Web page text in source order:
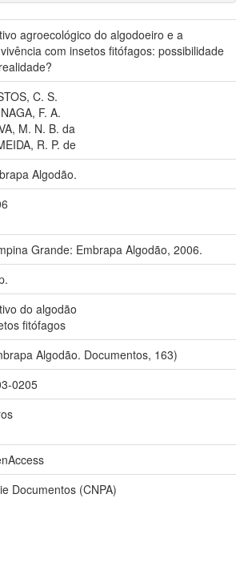
agroecológico do algodoeiro e a
com insetos fitófagos: possibilidade
C. S.
F. A.
M. N. B. da
R. P. de
Algodão.
Grande: Embrapa Algodão, 2006.
do algodão
fitófagos
Algodão. Documentos, 163)
0205
Documentos (CNPA)